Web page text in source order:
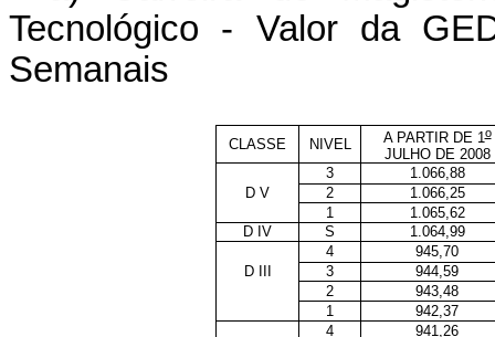
Tecnológico - Valor da
Semanais
CLASSE NIVEL A PARTIR DE 1o
JULHO DE 2008
3
1.066,88
D V
2
1.066,25
1
1.065,62
D IV
S
1.064,99
4
945,70
D III
3
944,59
2
943,48
1
942,37
4
941,26